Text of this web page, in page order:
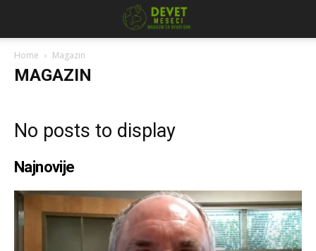
Home Magazin
MAGAZIN
No posts to display
Najnovije